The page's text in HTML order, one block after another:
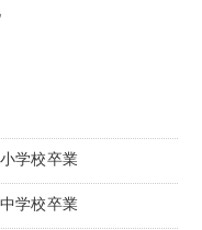
学校卒業
学校卒業